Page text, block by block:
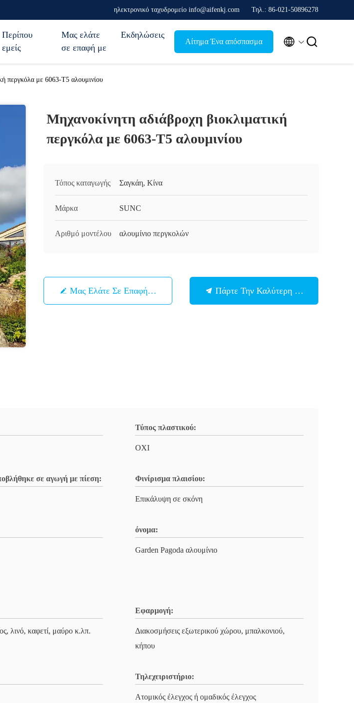
ηλεκτρονικό ταχυδρομείο info@aifenkj.com Τηλ.: 86-021-50896278
Περίπου
εμείς
Μας ελάτε
σε επαφή με
Εκδηλώσεις
Αίτημα Ένα απόσπασμα  
περγκόλα με 6063-T5 αλουμινίου
Μηχανοκίνητη αδιάβροχη βιοκλιματική
περγκόλα με 6063-T5 αλουμινίου
Τόπος καταγωγής Σαγκάη, Κίνα
Μάρκα SUNC
Αριθμό μοντέλου αλουμίνιο περγκολών
Μας Ελάτε Σε Επαφή Με Πάρτε Την Καλύτερη Τιμή
Τύπος πλαστικού:
ΟΧΙ
σε αγωγή με πίεση: Φινίρισμα πλαισίου:
Επικάλυψη σε σκόνη
όνομα:
Garden Pagoda αλουμίνιο
λινό, καφετί, μαύρο κ.λπ.
Εφαρμογή:
Διακοσμήσεις εξωτερικού χώρου, μπαλκονιού,
κήπου
Τηλεχειριστήριο:
Ατομικός έλεγχος ή ομαδικός έλεγχος